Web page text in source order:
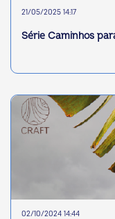
21/05/2025 14:17
Série Caminhos
02/10/2024 14:44